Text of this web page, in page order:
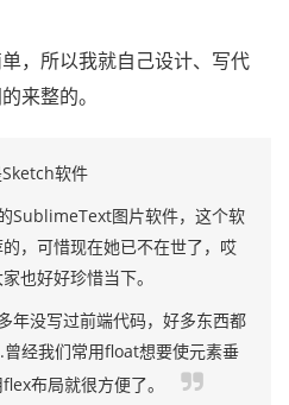
所以我就自己设计、写代
来整的。
软件
图片软件，这个软
，可惜现在她已不在世了，哎
也好好珍惜当下。
没写过前端代码，好多东西都
经我们常用float想要使元素垂
布局就很方便了。